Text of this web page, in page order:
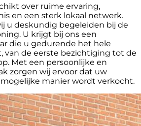
over ruime ervaring,
en een sterk lokaal netwerk.
u deskundig begeleiden bij de
U krijgt bij ons een
die u gedurende het hele
van de eerste bezichtiging tot de
Met een persoonlijke en
zorgen wij ervoor dat uw
manier wordt verkocht.